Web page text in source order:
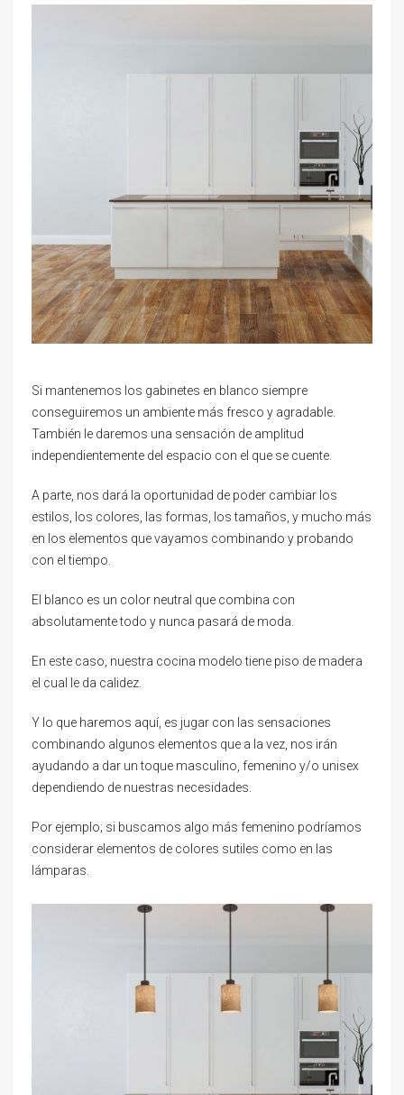
Si mantenemos los gabinetes en blanco siempre
conseguiremos un ambiente más fresco y agradable.
También le daremos una sensación de amplitud
independientemente del espacio con el que se cuente.
A parte, nos dará la oportunidad de poder cambiar los
estilos, los colores, las formas, los tamaños, y mucho más
en los elementos que vayamos combinando y probando
con el tiempo.
El blanco es un color neutral que combina con
absolutamente todo y nunca pasará de moda.
En este caso, nuestra cocina modelo tiene piso de madera
el cual le da calidez.
Y lo que haremos aquí, es jugar con las sensaciones
combinando algunos elementos que a la vez, nos irán
ayudando a dar un toque masculino, femenino y/o unisex
dependiendo de nuestras necesidades.
Por ejemplo; si buscamos algo más femenino podríamos
considerar elementos de colores sutiles como en las
lámparas.